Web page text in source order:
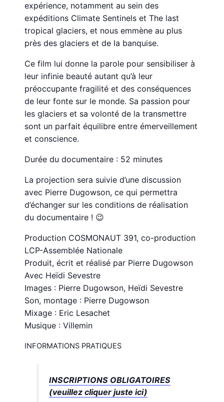
expérience, notamment au sein des
expéditions Climate Sentinels et The last
tropical glaciers, et nous emmène au plus
près des glaciers et de la banquise.
Ce film lui donne la parole pour sensibiliser à
leur infinie beauté autant qu’à leur
préoccupante fragilité et des conséquences
de leur fonte sur le monde. Sa passion pour
les glaciers et sa volonté de la transmettre
sont un parfait équilibre entre émerveillement
et conscience.
Durée du documentaire : 52 minutes
La projection sera suivie d’une discussion
avec Pierre Dugowson, ce qui permettra
d’échanger sur les conditions de réalisation
du documentaire ! 😉
Production COSMONAUT 391, co-production
LCP-Assemblée Nationale
Produit, écrit et réalisé par Pierre Dugowson
Avec Heïdi Sevestre
Images : Pierre Dugowson, Heïdi Sevestre
Son, montage : Pierre Dugowson
Mixage : Eric Lesachet
Musique : Villemin
INFORMATIONS PRATIQUES
INSCRIPTIONS OBLIGATOIRES
(veuillez cliquer juste ici)